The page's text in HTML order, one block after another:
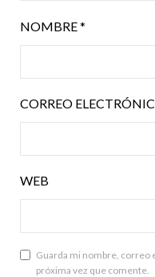
NOMBRE*
CORREO
WEB
Guarda mi nombre, correo
próxima vez que comente.